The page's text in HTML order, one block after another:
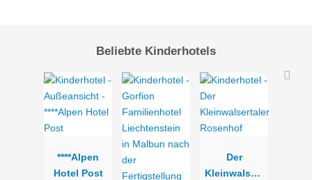
Beliebte Kinderhotels
****Alpen
Hotel Post
Der
Kleinwalsert